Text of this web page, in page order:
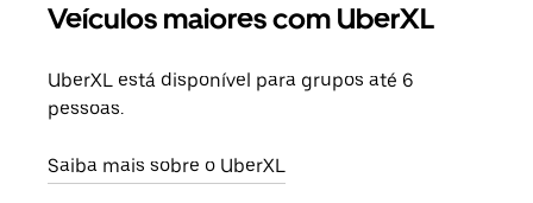
Veículos maiores com UberXL
UberXL está disponível para grupos até 6
pessoas.
Saiba mais sobre o UberXL